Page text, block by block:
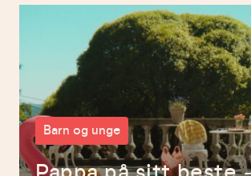
Barn og unge